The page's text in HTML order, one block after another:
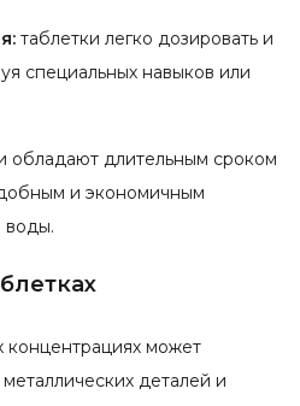
таблетки легко дозировать и
специальных навыков или
обладают длительным сроком
и экономичным
воды.
концентрациях может
деталей и